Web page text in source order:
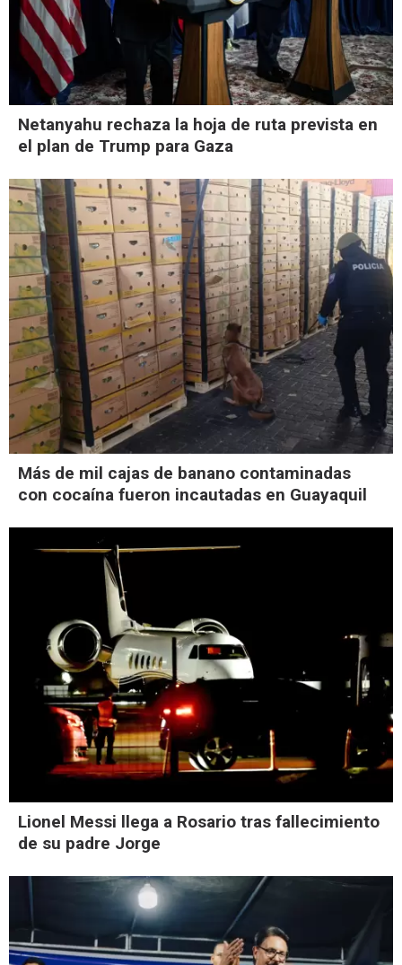
Netanyahu rechaza la hoja de ruta prevista en
el plan de Trump para Gaza
Más de mil cajas de banano contaminadas
con cocaína fueron incautadas en Guayaquil
Lionel Messi llega a Rosario tras fallecimiento
de su padre Jorge